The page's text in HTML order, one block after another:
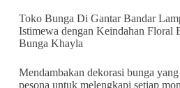
Toko Bunga Di Gantar Bandar
Istimewa dengan Keindahan Floral
Bunga Khayla
Mendambakan dekorasi bunga
pesona untuk melengkapi setiap